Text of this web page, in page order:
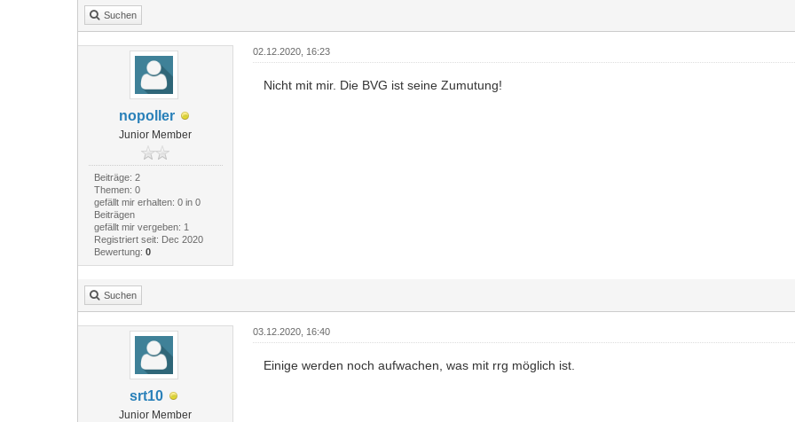
Suchen
nopoller
Junior Member
Beiträge: 2
Themen: 0
gefällt mir erhalten: 0 in 0
Beiträgen
gefällt mir vergeben: 1
Registriert seit: Dec 2020
Bewertung: 0
02.12.2020, 16:23
Nicht mit mir. Die BVG ist seine Zumutung!
Suchen
srt10
Junior Member
03.12.2020, 16:40
Einige werden noch aufwachen, was mit rrg möglich ist.